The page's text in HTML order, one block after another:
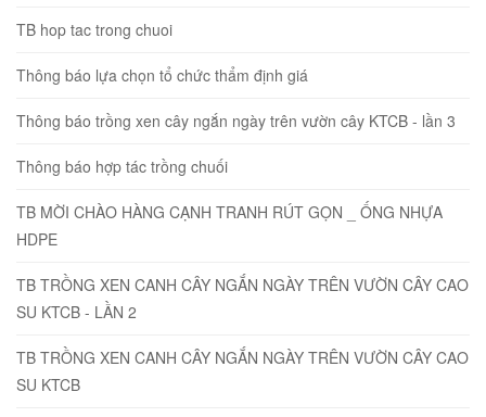
TB hop tac trong chuoi
Thông báo lựa chọn tổ chức thẩm định giá
Thông báo trồng xen cây ngắn ngày trên vườn cây KTCB - lần 3
Thông báo hợp tác trồng chuối
TB MỜI CHÀO HÀNG CẠNH TRANH RÚT GỌN _ ỐNG NHỰA
HDPE
TB TRỒNG XEN CANH CÂY NGẮN NGÀY TRÊN VƯỜN CÂY CAO
SU KTCB - LẦN 2
TB TRỒNG XEN CANH CÂY NGẮN NGÀY TRÊN VƯỜN CÂY CAO
SU KTCB